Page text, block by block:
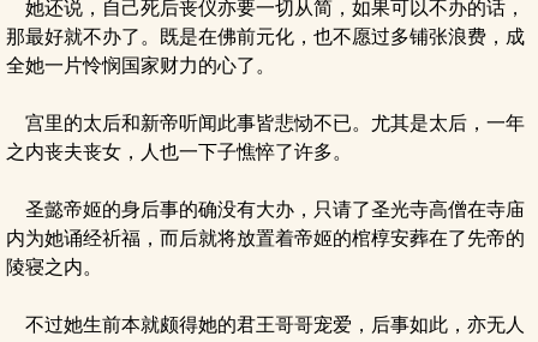
她还说，自己死后丧仪亦要一切从简，如果可以不办的话，
那最好就不办了。既是在佛前元化，也不愿过多铺张浪费，成
全她一片怜悯国家财力的心了。
宫里的太后和新帝听闻此事皆悲恸不已。尤其是太后，一年
之内丧夫丧女，人也一下子憔悴了许多。
圣懿帝姬的身后事的确没有大办，只请了圣光寺高僧在寺庙
内为她诵经祈福，而后就将放置着帝姬的棺椁安葬在了先帝的
陵寝之内。
不过她生前本就颇得她的君王哥哥宠爱，后事如此，亦无人